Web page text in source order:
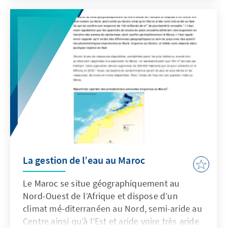
La gestion de l’eau au Maroc
Le Maroc se situe géographiquement au
Nord-Ouest de l’Afrique et dispose d’un
climat mé-diterranéen au Nord, semi-aride au
Centre ainsi qu’à l’Est et aride voire très aride